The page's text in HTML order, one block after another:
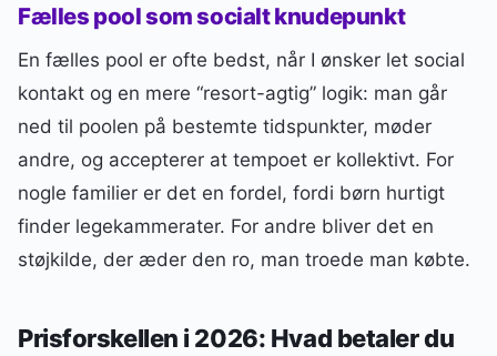
Fælles pool som socialt knudepunkt
En fælles pool er ofte bedst, når I ønsker let social
kontakt og en mere “resort-agtig” logik: man går
ned til poolen på bestemte tidspunkter, møder
andre, og accepterer at tempoet er kollektivt. For
nogle familier er det en fordel, fordi børn hurtigt
finder legekammerater. For andre bliver det en
støjkilde, der æder den ro, man troede man købte.
Prisforskellen i 2026: Hvad betaler du